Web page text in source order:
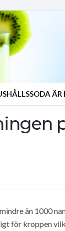
än 1000
för kroppen